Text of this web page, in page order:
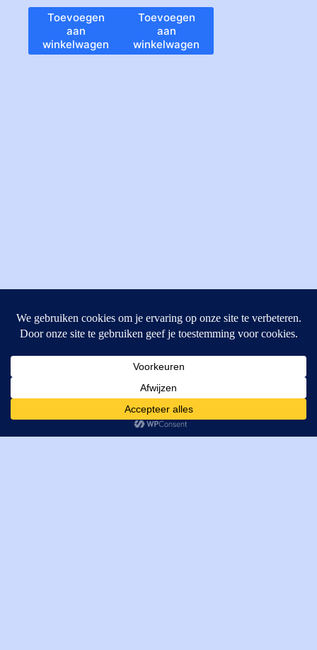
Toevoegen
aan
winkelwagen
Toevoegen
aan
winkelwagen
4462GE, Goes
T: +31 (0) 111-484438
M:parts@mitechniek.nl
VAT: NL862802295B01
Cookies helpen ons bij het leveren van onze diensten. Door
gebruik te maken van onze diensten, gaat u akkoord met ons
gebruik van cookies.